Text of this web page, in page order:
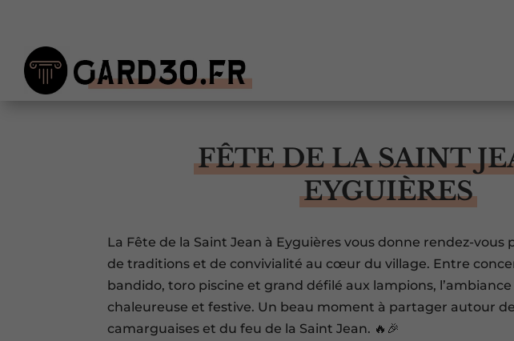
FÊTE DE LA SAINT
EYGUIÈRES
La Fête de la Saint Jean à Eyguières vous donne rendez-vous
de traditions et de convivialité au cœur du village. Entre
bandido, toro piscine et grand défilé aux lampions, l’ambiance
chaleureuse et festive. Un beau moment à partager autour
camarguaises et du feu de la Saint Jean. 🔥🎉